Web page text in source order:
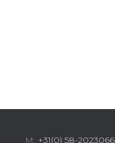
M: +31(0) 58-2023066